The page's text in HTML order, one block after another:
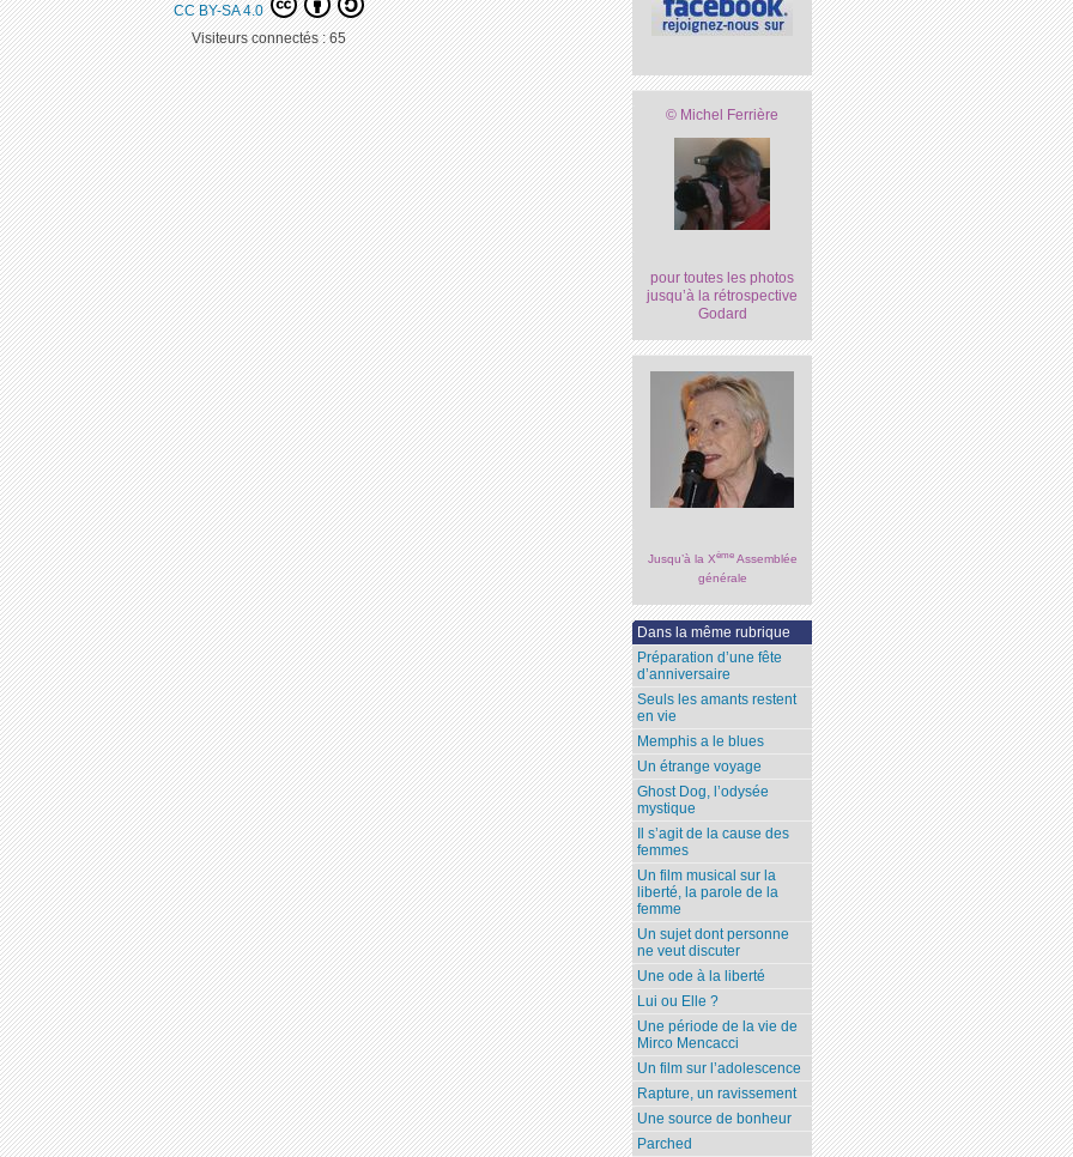
© Michel Ferrière
pour toutes les photos
jusqu’à la rétrospective
Godard
Jusqu’à la XèmeAssemblée
générale
Dans la même rubrique
Préparation d’une fête
d’anniversaire
Seuls les amants restent
en vie
Memphis a le blues
Un étrange voyage
Ghost Dog, l’odysée
mystique
Il s’agit de la cause des
femmes
Un film musical sur la
liberté, la parole de la
femme
Un sujet dont personne
ne veut discuter
Une ode à la liberté
Lui ou Elle ?
Une période de la vie de
Mirco Mencacci
Un film sur l’adolescence
Rapture, un ravissement
Une source de bonheur
Parched
CC BY-SA 4.0
Visiteurs connectés :65